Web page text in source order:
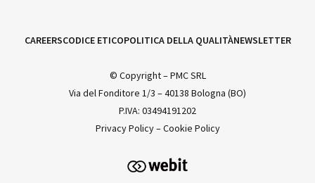
CAREERSCODICE ETICOPOLITICA DELLA QUALITÀNEWSLETTER
© Copyright – PMC SRL
Via del Fonditore 1/3 – 40138 Bologna (BO)
P.IVA: 03494191202
Privacy Policy–Cookie Policy